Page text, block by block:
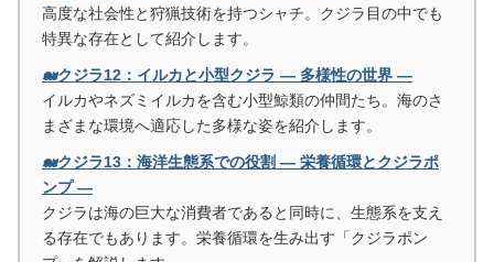
高度な社会性と狩猟技術を持つシャチ。クジラ目の中でも
特異な存在として紹介します。
🐋クジラ12：イルカと小型クジラ ― 多様性の世界 ―
イルカやネズミイルカを含む小型鯨類の仲間たち。海のさ
まざまな環境へ適応した多様な姿を紹介します。
🐋クジラ13：海洋生態系での役割 ― 栄養循環とクジラポ
ンプ ―
クジラは海の巨大な消費者であると同時に、生態系を支え
る存在でもあります。栄養循環を生み出す「クジラポン